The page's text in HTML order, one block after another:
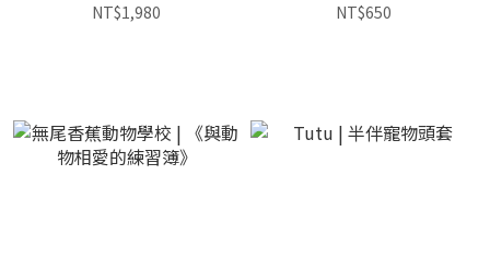
NT$1,980
NT$650